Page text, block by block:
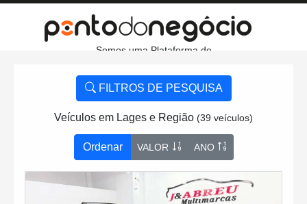
Somos uma Plataforma de
ENTRAR SIGA-NOS
FILTROS DE PESQUISA
Veículos em Lages e Região (39 veículos)
Ordenar VALOR ANO